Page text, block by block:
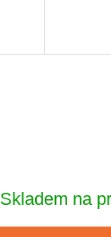
Skladem na